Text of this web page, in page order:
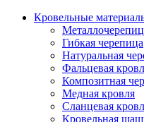
Кровельные
Гибкая черепица
Натуральная
Фальцевая
Композитная
Медная кровля
Сланцевая
Кровельная